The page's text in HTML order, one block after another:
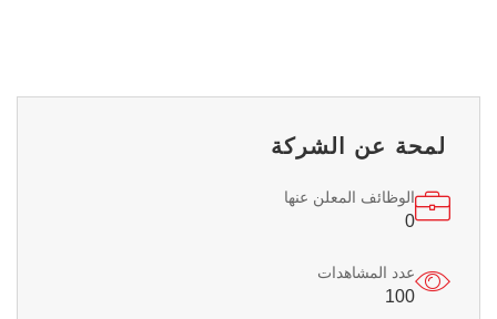
لمحة عن الشركة
الوظائف المعلن عنها
0
عدد المشاهدات
100